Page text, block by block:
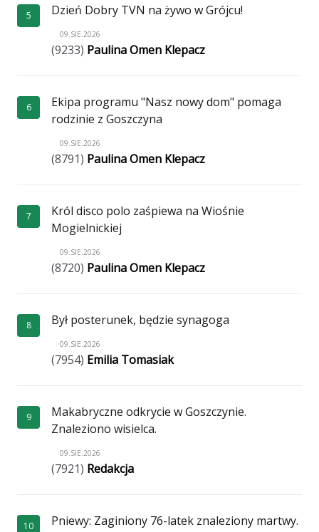
5 Dzień Dobry TVN na żywo w Grójcu!
09.SIE.2026
(9233) Paulina Omen Klepacz
6
Ekipa programu "Nasz nowy dom" pomaga
rodzinie z Goszczyna
09.SIE.2026
(8791) Paulina Omen Klepacz
7
Król disco polo zaśpiewa na Wiośnie
Mogielnickiej
09.SIE.2026
(8720) Paulina Omen Klepacz
8 Był posterunek, będzie synagoga
09.SIE.2026
(7954) Emilia Tomasiak
9
Makabryczne odkrycie w Goszczynie.
Znaleziono wisielca.
09.SIE.2026
(7921) Redakcja
10 Pniewy: Zaginiony 76-latek znaleziony martwy.